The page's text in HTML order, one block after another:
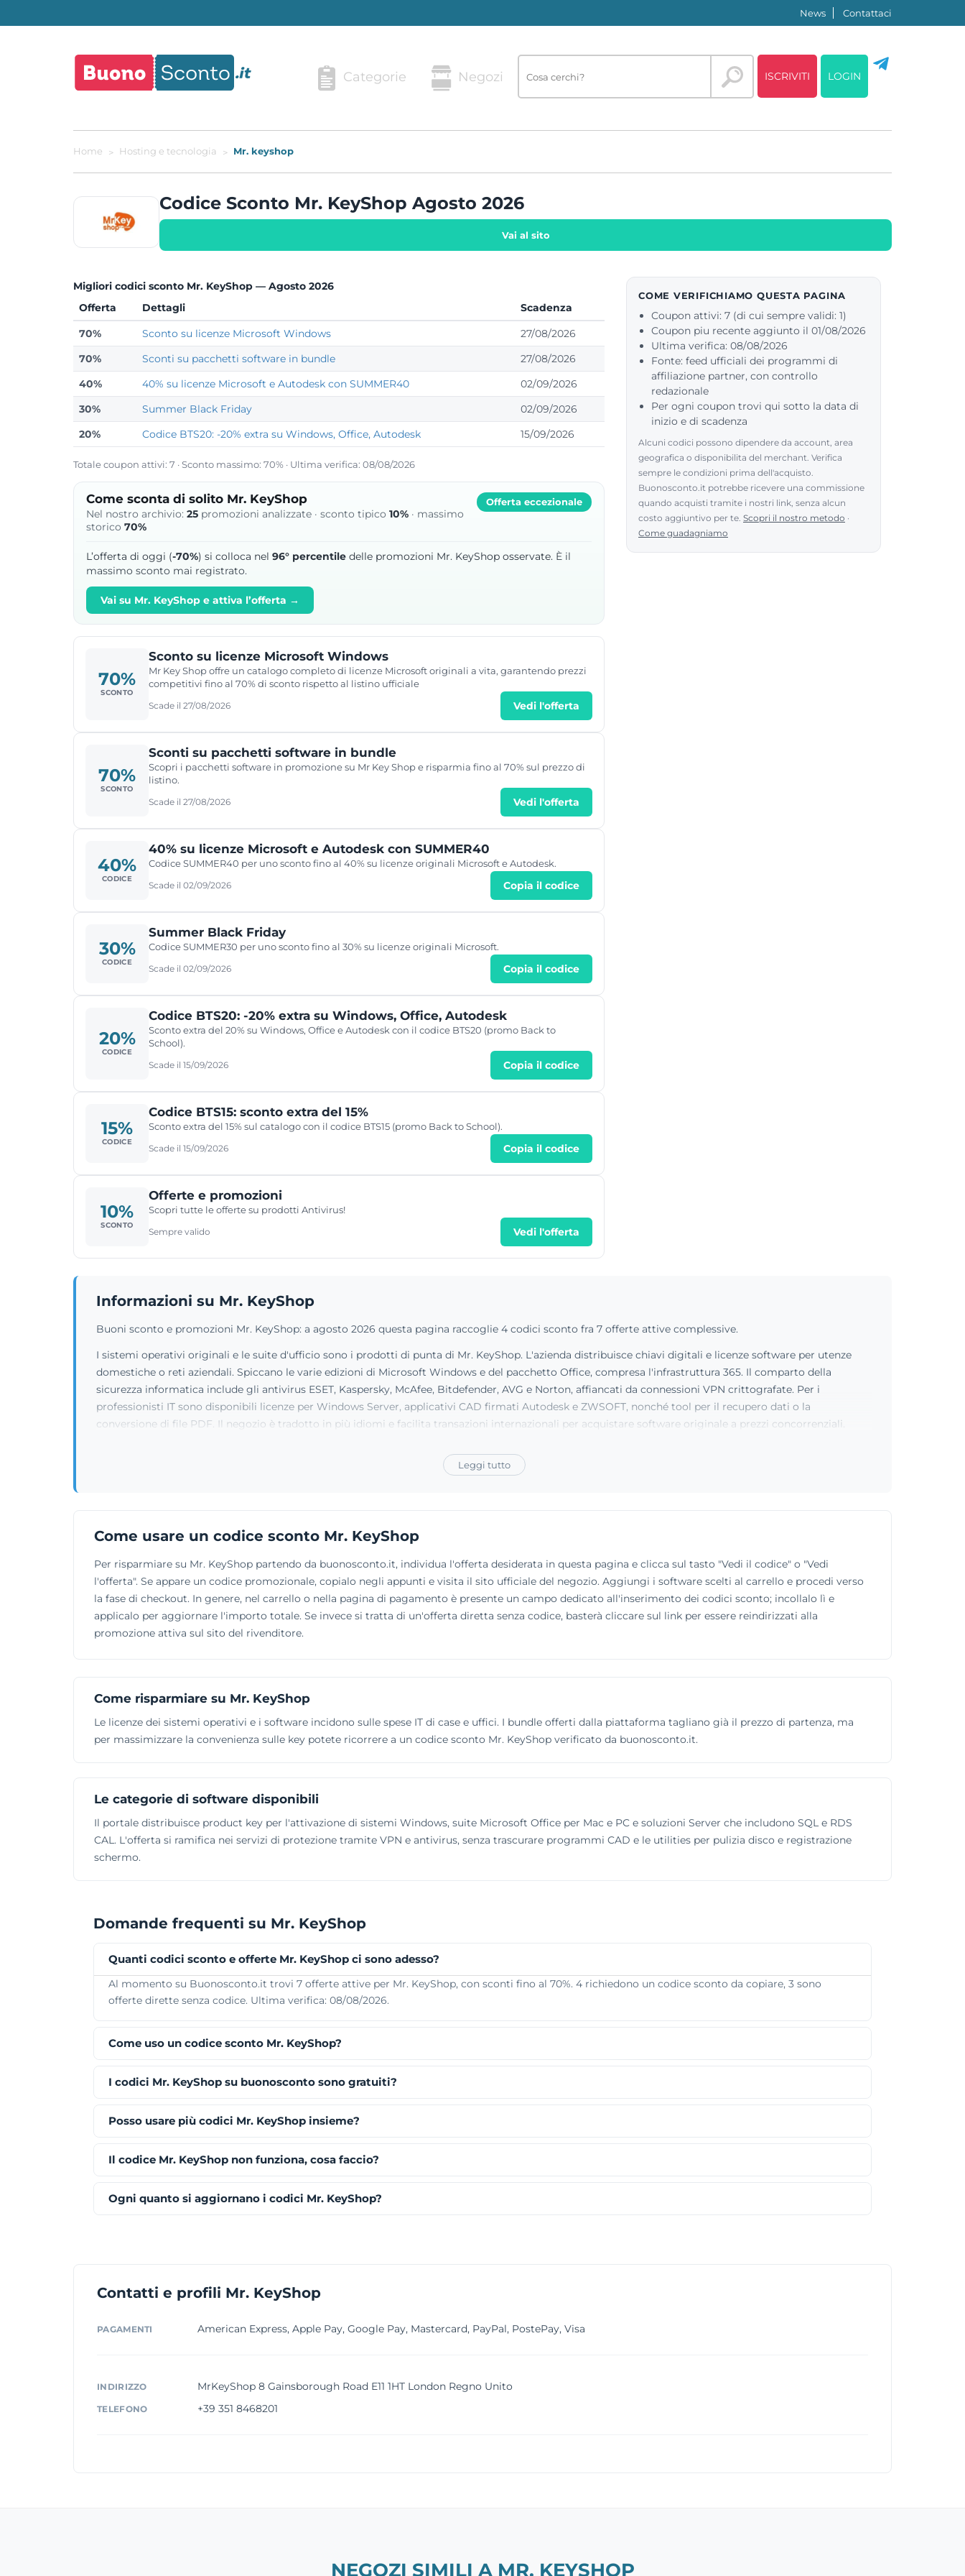
News Contattaci
Categorie Negozi ISCRIVITI LOGIN
Home Hosting e tecnologia Mr. keyshop
Codice Sconto Mr. KeyShop Agosto 2026
Vai al sito
Migliori codici sconto Mr. KeyShop — Agosto 2026
Offerta
Dettagli
Scadenza
70%
Sconto su licenze Microsoft Windows
27/08/2026
70%
Sconti su pacchetti software in bundle
27/08/2026
40%
40% su licenze Microsoft e Autodesk con SUMMER40
02/09/2026
30%
Summer Black Friday
02/09/2026
20%
Codice BTS20: -20% extra su Windows, Office, Autodesk 15/09/2026
Totale coupon attivi: 7 · Sconto massimo: 70% · Ultima verifica: 08/08/2026
Come sconta di solito Mr. KeyShop
Nel nostro archivio: 25 promozioni analizzate · sconto tipico 10% · massimo
storico 70%
Offerta eccezionale
L’offerta di oggi (-70%) si colloca nel 96° percentile delle promozioni Mr. KeyShop osservate. È il
massimo sconto mai registrato.
Vai su Mr. KeyShop e attiva l’offerta →
70%
SCONTO
Sconto su licenze Microsoft Windows
Mr Key Shop offre un catalogo completo di licenze Microsoft originali a vita, garantendo prezzi
competitivi fino al 70% di sconto rispetto al listino ufficiale
Scade il 27/08/2026 Vedi l'offerta
70%
SCONTO
Sconti su pacchetti software in bundle
Scopri i pacchetti software in promozione su Mr Key Shop e risparmia fino al 70% sul prezzo di
listino.
Scade il 27/08/2026 Vedi l'offerta
40%
CODICE
40% su licenze Microsoft e Autodesk con SUMMER40
Codice SUMMER40 per uno sconto fino al 40% su licenze originali Microsoft e Autodesk.
Scade il 02/09/2026 Copia il codice
30%
CODICE
Summer Black Friday
Codice SUMMER30 per uno sconto fino al 30% su licenze originali Microsoft.
Scade il 02/09/2026 Copia il codice
20%
CODICE
Codice BTS20: -20% extra su Windows, Office, Autodesk
Sconto extra del 20% su Windows, Office e Autodesk con il codice BTS20 (promo Back to
School).
Scade il 15/09/2026 Copia il codice
15%
CODICE
Codice BTS15: sconto extra del 15%
Sconto extra del 15% sul catalogo con il codice BTS15 (promo Back to School).
Scade il 15/09/2026 Copia il codice
10%
SCONTO
Offerte e promozioni
Scopri tutte le offerte su prodotti Antivirus!
Sempre valido Vedi l'offerta
COME VERIFICHIAMO QUESTA PAGINA
Coupon attivi: 7 (di cui sempre validi: 1)
Coupon piu recente aggiunto il 01/08/2026
Ultima verifica: 08/08/2026
Fonte: feed ufficiali dei programmi di
affiliazione partner, con controllo
redazionale
Per ogni coupon trovi qui sotto la data di
inizio e di scadenza
Alcuni codici possono dipendere da account, area
geografica o disponibilita del merchant. Verifica
sempre le condizioni prima dell'acquisto.
Buonosconto.it potrebbe ricevere una commissione
quando acquisti tramite i nostri link, senza alcun
costo aggiuntivo per te. Scopri il nostro metodo ·
Come guadagniamo
Informazioni su Mr. KeyShop
Buoni sconto e promozioni Mr. KeyShop: a agosto 2026 questa pagina raccoglie 4 codici sconto fra 7 offerte attive complessive.
I sistemi operativi originali e le suite d'ufficio sono i prodotti di punta di Mr. KeyShop. L'azienda distribuisce chiavi digitali e licenze software per utenze
domestiche o reti aziendali. Spiccano le varie edizioni di Microsoft Windows e del pacchetto Office, compresa l'infrastruttura 365. Il comparto della
sicurezza informatica include gli antivirus ESET, Kaspersky, McAfee, Bitdefender, AVG e Norton, affiancati da connessioni VPN crittografate. Per i
professionisti IT sono disponibili licenze per Windows Server, applicativi CAD firmati Autodesk e ZWSOFT, nonché tool per il recupero dati o la
conversione di file PDF. Il negozio è tradotto in più idiomi e facilita transazioni internazionali per acquistare software originale a prezzi concorrenziali.
Leggi tutto
Come usare un codice sconto Mr. KeyShop
Per risparmiare su Mr. KeyShop partendo da buonosconto.it, individua l'offerta desiderata in questa pagina e clicca sul tasto "Vedi il codice" o "Vedi
l'offerta". Se appare un codice promozionale, copialo negli appunti e visita il sito ufficiale del negozio. Aggiungi i software scelti al carrello e procedi verso
la fase di checkout. In genere, nel carrello o nella pagina di pagamento è presente un campo dedicato all'inserimento dei codici sconto; incollalo lì e
applicalo per aggiornare l'importo totale. Se invece si tratta di un'offerta diretta senza codice, basterà cliccare sul link per essere reindirizzati alla
promozione attiva sul sito del rivenditore.
Come risparmiare su Mr. KeyShop
Le licenze dei sistemi operativi e i software incidono sulle spese IT di case e uffici. I bundle offerti dalla piattaforma tagliano già il prezzo di partenza, ma
per massimizzare la convenienza sulle key potete ricorrere a un codice sconto Mr. KeyShop verificato da buonosconto.it.
Le categorie di software disponibili
Il portale distribuisce product key per l'attivazione di sistemi Windows, suite Microsoft Office per Mac e PC e soluzioni Server che includono SQL e RDS
CAL. L'offerta si ramifica nei servizi di protezione tramite VPN e antivirus, senza trascurare programmi CAD e le utilities per pulizia disco e registrazione
schermo.
Domande frequenti su Mr. KeyShop
Quanti codici sconto e offerte Mr. KeyShop ci sono adesso?
Al momento su Buonosconto.it trovi 7 offerte attive per Mr. KeyShop, con sconti fino al 70%. 4 richiedono un codice sconto da copiare, 3 sono
offerte dirette senza codice. Ultima verifica: 08/08/2026.
Come uso un codice sconto Mr. KeyShop?
I codici Mr. KeyShop su buonosconto sono gratuiti?
Posso usare più codici Mr. KeyShop insieme?
Il codice Mr. KeyShop non funziona, cosa faccio?
Ogni quanto si aggiornano i codici Mr. KeyShop?
Contatti e profili Mr. KeyShop
PAGAMENTI American Express, Apple Pay, Google Pay, Mastercard, PayPal, PostePay, Visa
INDIRIZZO MrKeyShop 8 Gainsborough Road E11 1HT London Regno Unito
TELEFONO +39 351 8468201
NEGOZI SIMILI A MR. KEYSHOP